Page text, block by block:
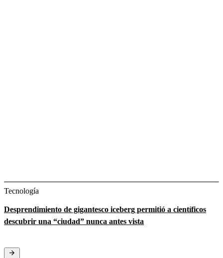
Tecnología
Desprendimiento de gigantesco iceberg permitió a científicos
descubrir una “ciudad” nunca antes vista